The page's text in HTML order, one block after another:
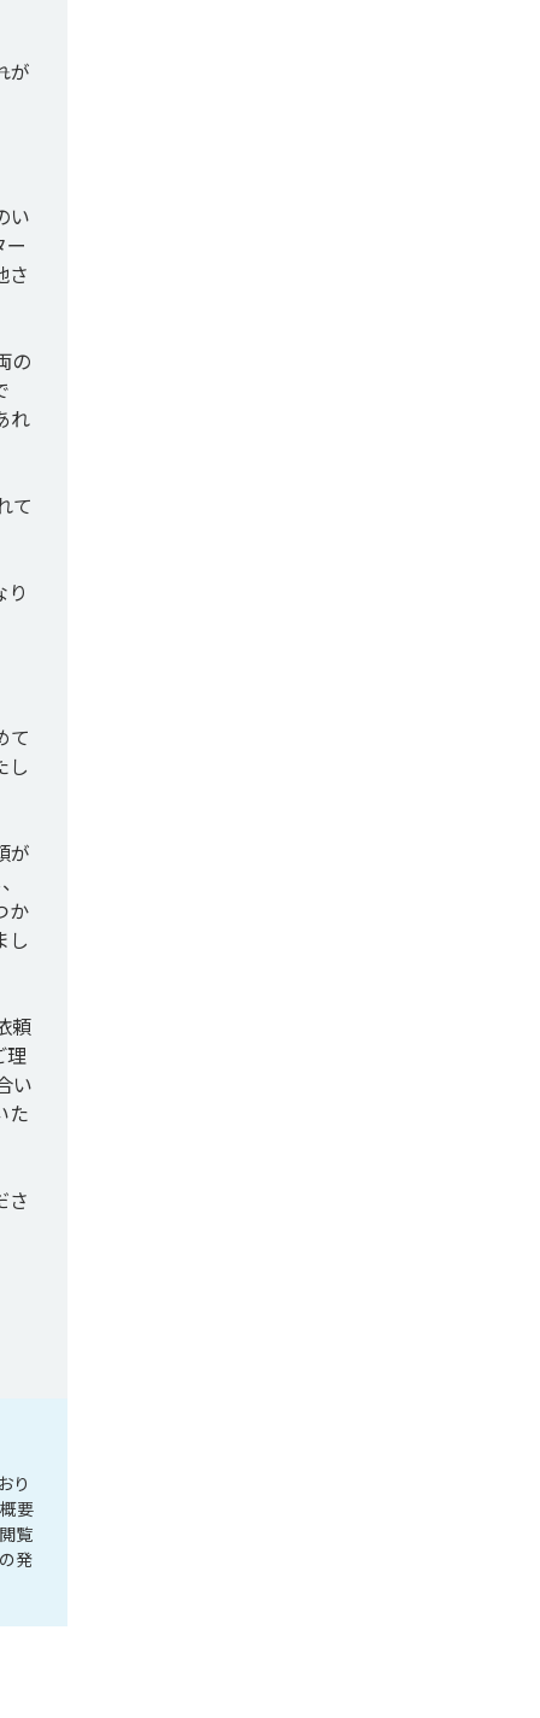
が
い
さ
の
れ
て
て
し
が
か
し
頼
理
い
た
さ
り
要
覧
発